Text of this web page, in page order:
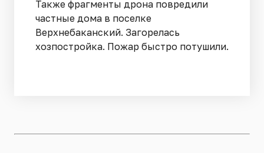
Также фрагменты дрона повредили
частные дома в поселке
Верхнебаканский. Загорелась
хозпостройка. Пожар быстро потушили.